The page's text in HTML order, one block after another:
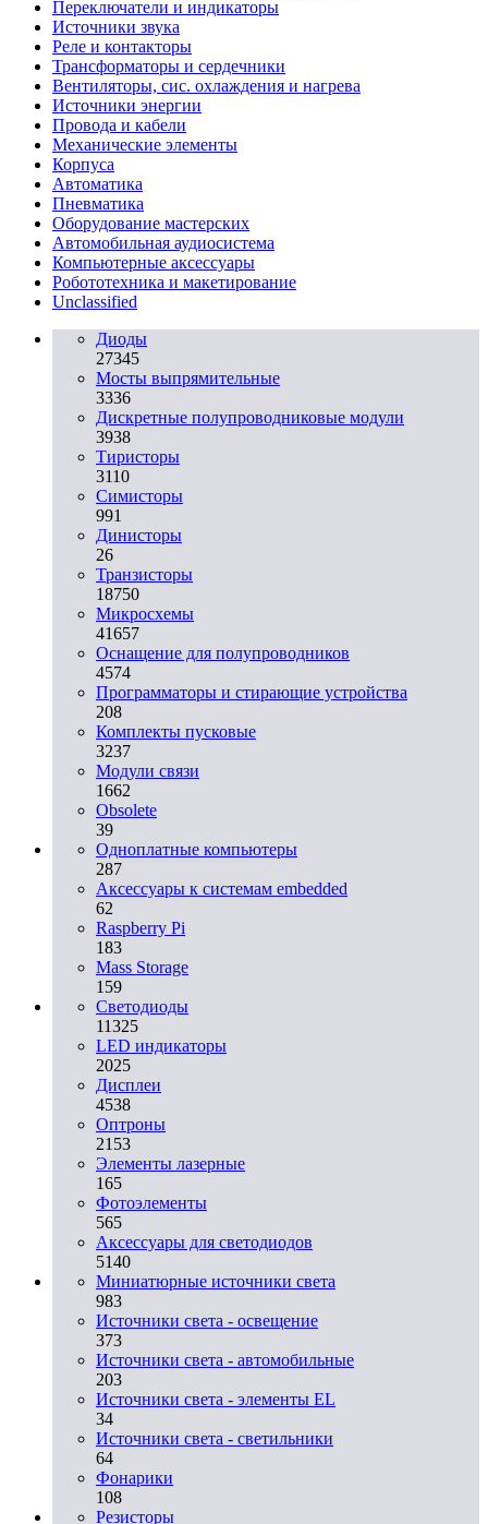
Переключатели и индикаторы
Источники звука
Реле и контакторы
Трансформаторы и сердечники
Вентиляторы, сис. охлаждения и нагрева
Источники энергии
Провода и кабели
Механические элементы
Корпуса
Автоматика
Пневматика
Оборудование мастерских
Автомобильная аудиосистема
Компьютерные аксессуары
Робототехника и макетирование
Unclassified
Диоды
27345
Мосты выпрямительные
3336
Дискретные полупроводниковые модули
3938
Тиристоры
3110
Симисторы
991
Динисторы
26
Транзисторы
18750
Микросхемы
41657
Оснащение для полупроводников
4574
Программаторы и стирающие устройства
208
Комплекты пусковые
3237
Модули связи
1662
Obsolete
39
Одноплатные компьютеры
287
Аксессуары к системам embedded
62
Raspberry Pi
183
Mass Storage
159
Светодиоды
11325
LED индикаторы
2025
Дисплеи
4538
Оптроны
2153
Элементы лазерные
165
Фотоэлементы
565
Аксессуары для светодиодов
5140
Миниатюрные источники света
983
Источники света - освещение
373
Источники света - автомобильные
203
Источники света - элементы EL
34
Источники света - светильники
64
Фонарики
108
Резисторы